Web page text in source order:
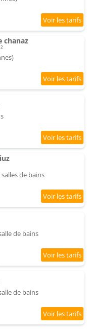
chanaz
de bains
de bains
de bains